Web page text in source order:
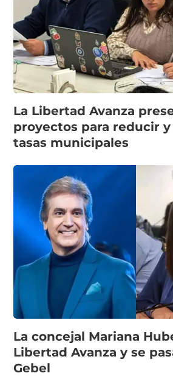
La Libertad Avanza
proyectos para reducir
tasas municipales
La concejal Mariana
Libertad Avanza y se
Gebel